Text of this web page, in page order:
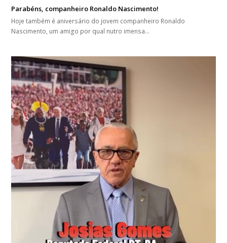
Parabéns, companheiro Ronaldo Nascimento!
Hoje também é aniversário do jovem companheiro Ronaldo
Nascimento, um amigo por qual nutro imensa…